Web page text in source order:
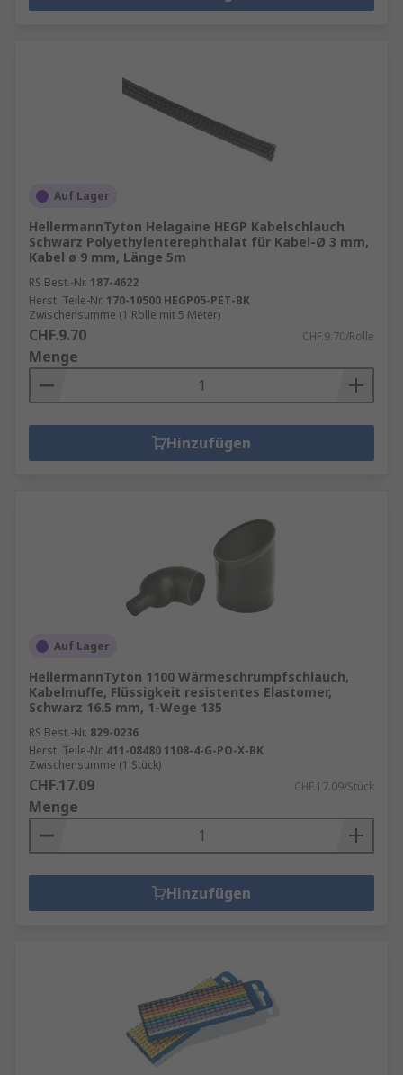
Auf Lager
HellermannTyton Helagaine HEGP Kabelschlauch
Schwarz Polyethylenterephthalat für Kabel-Ø 3 mm,
Kabel ø 9 mm, Länge 5m
RS Best.-Nr. 187-4622
Herst. Teile-Nr. 170-10500 HEGP05-PET-BK
Zwischensumme (1 Rolle mit 5 Meter)
CHF.9.70 CHF.9.70/Rolle
Menge
Hinzufügen
Auf Lager
HellermannTyton 1100 Wärmeschrumpfschlauch,
Kabelmuffe, Flüssigkeit resistentes Elastomer,
Schwarz 16.5 mm, 1-Wege 135
RS Best.-Nr. 829-0236
Herst. Teile-Nr. 411-08480 1108-4-G-PO-X-BK
Zwischensumme (1 Stück)
CHF.17.09 CHF.17.09/Stück
Menge
Hinzufügen